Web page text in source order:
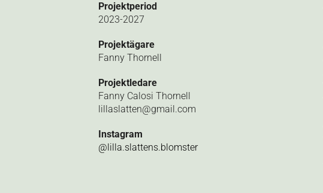
Projektperiod
2023-2027
Projektägare
Fanny Thornell
Projektledare
Fanny Calosi Thornell
lillaslatten@gmail.com
Instagram
@lilla.slattens.blomster